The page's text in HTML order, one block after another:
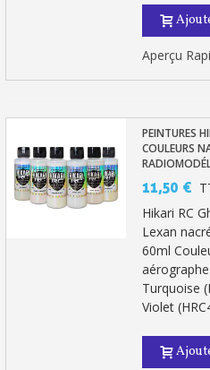
Gagnez des points de
Retour produits
Réduction de 5€ sur la
10€ de bon d'achat
Inscription à la
Aperçu
PEINTURES
COULEURS
11,50 €
Hikari RC
Lexan
60ml
Turquoise
Violet